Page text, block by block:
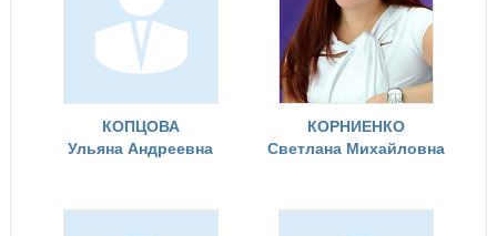
КОПЦОВА
Ульяна Андреевна
КОРНИЕНКО
Светлана Михайловна